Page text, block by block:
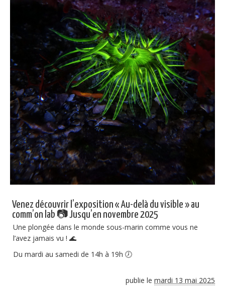
Venez découvrir l’exposition « Au-delà du visible » au
comm’on lab 📷 Jusqu’en novembre 2025
Une plongée dans le monde sous-marin comme vous ne
l’avez jamais vu ! 🌊
Du mardi au samedi de 14h à 19h 🕖
publie le mardi 13 mai 2025